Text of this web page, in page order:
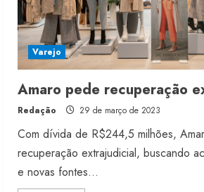
Varejo
Amaro pede recuperação
Redação 29 de março de 2023
Com dívida de R$244,5 milhões,
recuperação extrajudicial, buscando
e novas fontes...